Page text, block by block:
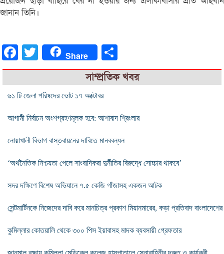
জানান তিনি।
FacebookTwitter Share
সাম্প্রতিক খবর
৬১ টি জেলা পরিষদের ভোট ১৭ অক্টোবর
আগামী নির্বাচন অংশগ্রহণমূলক হবে: আশাবাদ শ্রিংলার
নোয়াখালী বিভাগ বাস্তবায়নের দাবিতে মানববন্ধন
‘অর্থনৈতিক নিশ্চয়তা পেলে সাংবাদিকরা দুর্নীতির বিরুদ্ধে সোচ্চার থাকবে’
সদর দক্ষিণে বিশেষ অভিযানে ৭.৫ কেজি গাঁজাসহ একজন আটক
সেন্টমার্টিনকে নিজেদের দাবি করে মানচিত্র প্রকাশ মিয়ানমারের, কড়া প্রতিবাদ বাংলাদেশের
কুমিল্লার কোতয়ালি থেকে ৩০০ পিস ইয়াবাসহ মাদক ব্যবসায়ী গ্রেফতার